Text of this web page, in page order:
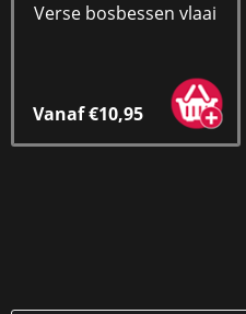
Verse bosbessen vlaai
Vanaf €10,95